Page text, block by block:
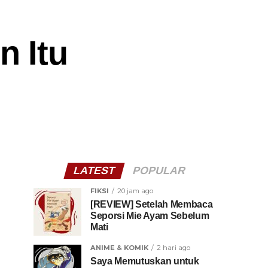
Itu
LATEST POPULAR
FIKSI 20 jam ago
[REVIEW] Setelah Membaca
Seporsi Mie Ayam Sebelum
Mati
ANIME & KOMIK 2 hari ago
Saya Memutuskan untuk